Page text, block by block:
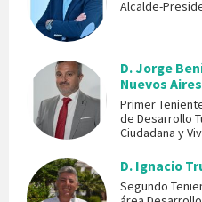
Alcalde-
D. Jorge
Nuevos
Primer
de Desarrollo
Ciudadana y
D. Ignacio
Segundo